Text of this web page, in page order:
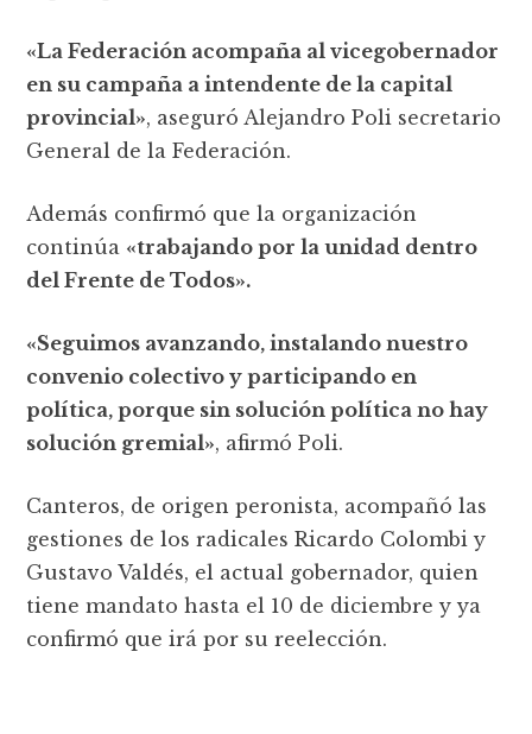
«La Federación acompaña al vicegobernador
en su campaña a intendente de la capital
provincial», aseguró Alejandro Poli secretario
General de la Federación.
Además confirmó que la organización
continúa «trabajando por la unidad dentro
del Frente de Todos».
«Seguimos avanzando, instalando nuestro
convenio colectivo y participando en
política, porque sin solución política no hay
solución gremial», afirmó Poli.
Canteros, de origen peronista, acompañó las
gestiones de los radicales Ricardo Colombi y
Gustavo Valdés, el actual gobernador, quien
tiene mandato hasta el 10 de diciembre y ya
confirmó que irá por su reelección.